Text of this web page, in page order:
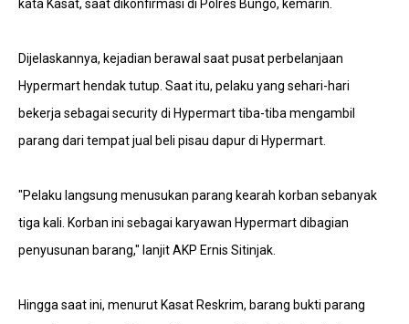
kata Kasat, saat dikonfirmasi di Polres Bungo, kemarin.
Dijelaskannya, kejadian berawal saat pusat perbelanjaan
Hypermart hendak tutup. Saat itu, pelaku yang sehari-hari
bekerja sebagai security di Hypermart tiba-tiba mengambil
parang dari tempat jual beli pisau dapur di Hypermart.
"Pelaku langsung menusukan parang kearah korban sebanyak
tiga kali. Korban ini sebagai karyawan Hypermart dibagian
penyusunan barang," lanjit AKP Ernis Sitinjak.
Hingga saat ini, menurut Kasat Reskrim, barang bukti parang